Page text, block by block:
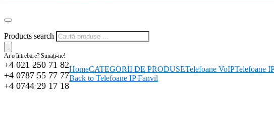
Products search
Ai o întrebare? Sunați-ne!
+4 021 250 71 82
+4 0787 55 77 77
+4 0744 29 17 18
HomeCATEGORII DE PRODUSETelefoane VoIPTelefoane
Back to Telefoane IP Fanvil